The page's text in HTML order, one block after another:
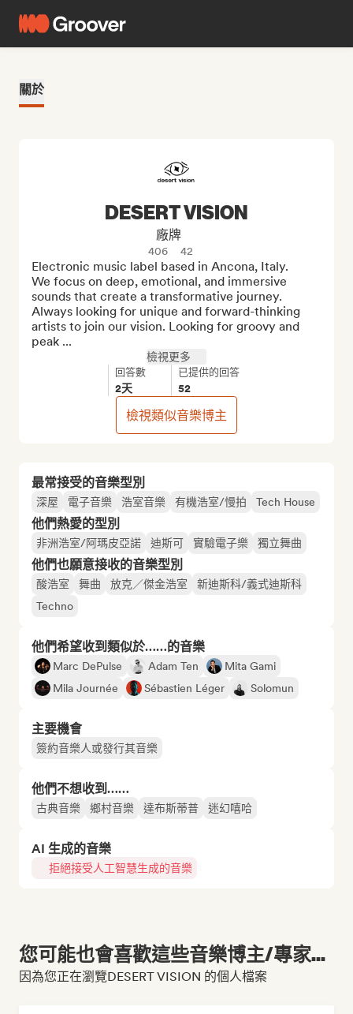
關於
最常接受的音樂型別
深屋 電子音樂 浩室音樂 有機浩室/慢拍 Tech House
他們熱愛的型別
非洲浩室/阿瑪皮亞諾 迪斯可 實驗電子樂 獨立舞曲
他們也願意接收的音樂型別
酸浩室 舞曲 放克／傑金浩室
新迪斯科/義式迪斯科
Techno
他們希望收到類似於……的音樂
Marc DePulse Adam Ten
Mita Gami
Mila Journée
Sébastien Léger Solomun
主要機會
簽約音樂人或發行其音樂
他們不想收到……
古典音樂 鄉村音樂 達布斯蒂普 迷幻嘻哈
AI 生成的音樂
拒絕接受人工智慧生成的音樂
DESERT VISION
廠牌
406 42
Electronic music label based in Ancona, Italy.
We focus on deep, emotional, and immersive
sounds that create a transformative journey.
Always looking for unique and forward-thinking
artists to join our vision. Looking for groovy and
peak ...
檢視更多
回答數
2天
已提供的回答
52
檢視類似音樂博主
您可能也會喜歡這些音樂博主/專家...
因為您正在瀏覽DESERT VISION 的個人檔案